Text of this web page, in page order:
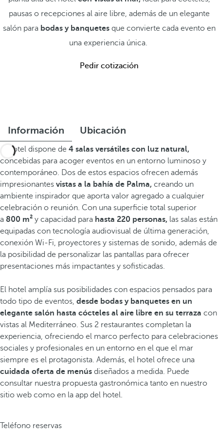
pausas o recepciones al aire libre, además de un elegante
salón para bodas y banquetesque convierte cada evento en
una experiencia única.
Pedir cotización
Información Ubicación
El hotel dispone de 4 salas versátiles con luz natural,
concebidas para acoger eventos en un entorno luminoso y
contemporáneo. Dos de estos espacios ofrecen además
impresionantes vistas a la bahía de Palma, creando un
ambiente inspirador que aporta valor agregado a cualquier
celebración o reunión. Con una superficie total superior
a 800 m² y capacidad para hasta 220 personas, las salas están
equipadas con tecnología audiovisual de última generación,
conexión Wi‑Fi, proyectores y sistemas de sonido, además de
la posibilidad de personalizar las pantallas para ofrecer
presentaciones más impactantes y sofisticadas.
El hotel amplía sus posibilidades con espacios pensados para
todo tipo de eventos, desde bodas y banquetes en un
elegante salón hasta cócteles al aire libre en su terraza con
vistas al Mediterráneo. Sus 2 restaurantes completan la
experiencia, ofreciendo el marco perfecto para celebraciones
sociales y profesionales en un entorno en el que el mar
siempre es el protagonista. Además, el hotel ofrece una
cuidada oferta de menús diseñados a medida. Puede
consultar nuestra propuesta gastronómica tanto en nuestro
sitio web como en la app del hotel.
Teléfono reservas